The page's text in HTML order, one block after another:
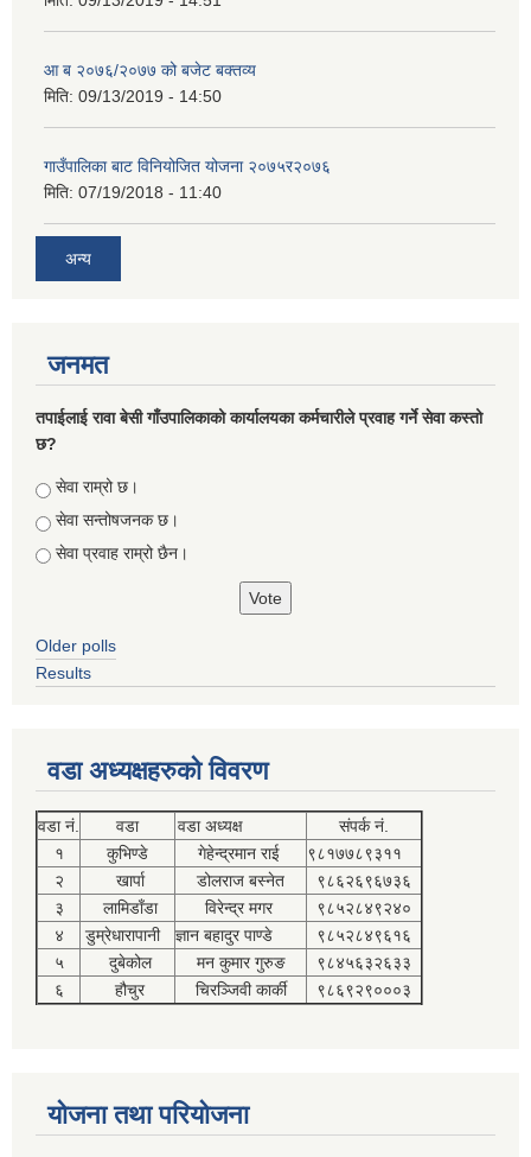
आ ब २०७६/२०७७ को बजेट बक्तव्य
मिति: 09/13/2019 - 14:50
गाउँपालिका बाट विनियोजित योजना २०७५र२०७६
मिति: 07/19/2018 - 11:40
अन्य
जनमत
तपाईलाई रावा बेसी गाँउपालिकाको कार्यालयका कर्मचारीले प्रवाह गर्ने सेवा कस्तो
छ?
Choices
सेवा राम्रो छ।
सेवा सन्तोषजनक छ।
सेवा प्रवाह राम्रो छैन।
Older polls
Results
वडा अध्यक्षहरुको विवरण
वडा नं. वडा वडा अध्यक्ष
संपर्क नं.
१
कुभिण्डे गेहेन्द्रमान राई
९८१७७८९३११
२
खार्पा डोलराज बस्नेत
९८६२६९६७३६
३
लामिडाँडा विरेन्द्र मगर
९८५२८४९२४०
४
डुम्रेधारापानी ज्ञान बहादुर पाण्डे
९८५२८४९६१६
५
दुबेकोल मन कुमार गुरुङ
९८४५६३२६३३
६
हौचुर चिरञ्जिवी कार्की ९८६९२९०००३
योजना तथा परियोजना